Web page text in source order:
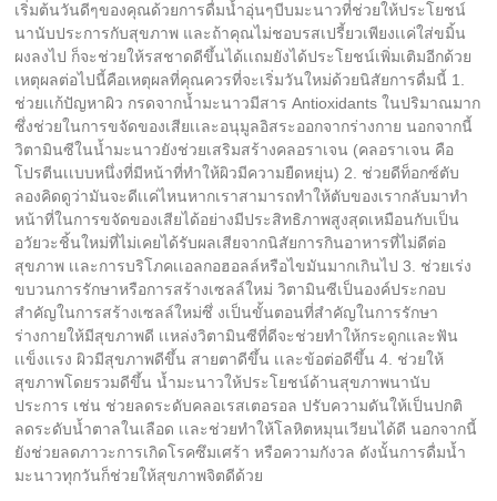
เริ่มต้นวันดีๆของคุณด้วยการดื่มน้ำอุ่นๆบีบมะนาวที่ช่วยให้ประโยชน์
นานับประการกับสุขภาพ และถ้าคุณไม่ชอบรสเปรี้ยวเพียงเเค่ใส่ขมิ้น
ผงลงไป ก็จะช่วยให้รสชาดดีขึ้นได้เเถมยังได้ประโยชน์เพิ่มเติมอีกด้วย
เหตุผลต่อไปนี้คือเหตุผลที่คุณควรที่จะเริ่มวันใหม่ด้วยนิสัยการดื่มนี้ 1.
ช่วยเเก้ปัญหาผิว กรดจากน้ำมะนาวมีสาร Antioxidants ในปริมาณมาก
ซึ่งช่วยในการขจัดของเสียเเละอนุมูลอิสระออกจากร่างกาย นอกจากนี้
วิตามินซีในน้ำมะนาวยังช่วยเสริมสร้างคลอราเจน (คลอราเจน คือ
โปรตีนเเบบหนึ่งที่มีหน้าที่ทำให้ผิวมีความยืดหยุ่น) 2. ช่วยดีท็อกซ์ตับ
ลองคิดดูว่ามันจะดีเเค่ไหนหากเราสามารถทำให้ตับของเรากลับมาทำ
หน้าที่ในการขจัดของเสียได้อย่างมีประสิทธิภาพสูงสุดเหมือนกับเป็น
อวัยวะชิ้นใหม่ที่ไม่เคยได้รับผลเสียจากนิสัยการกินอาหารที่ไม่ดีต่อ
สุขภาพ เเละการบริโภคเเอลกอฮอลล์หรือไขมันมากเกินไป 3. ช่วยเร่ง
ขบวนการรักษาหรือการสร้างเซลล์ใหม่ วิตามินซีเป็นองค์ประกอบ
สำคัญในการสร้างเซลล์ใหม่ซึ่ งเป็นขั้นตอนที่สำคัญในการรักษา
ร่างกายให้มีสุขภาพดี เเหล่งวิตามินซีที่ดีจะช่วยทำให้กระดูกเเละฟัน
เเข็งเเรง ผิวมีสุขภาพดีขึ้น สายตาดีขึ้น เเละข้อต่อดีขึ้น 4. ช่วยให้
สุขภาพโดยรวมดีขึ้น น้ำมะนาวให้ประโยชน์ด้านสุขภาพนานับ
ประการ เช่น ช่วยลดระดับคลอเรสเตอรอล ปรับความดันให้เป็นปกติ
ลดระดับน้ำตาลในเลือด เเละช่วยทำให้โลหิตหมุนเวียนได้ดี นอกจากนี้
ยังช่วยลดภาวะการเกิดโรคซึมเศร้า หรือความกังวล ดังนั้นการดื่มน้ำ
มะนาวทุกวันก็ช่วยให้สุขภาพจิตดีด้วย